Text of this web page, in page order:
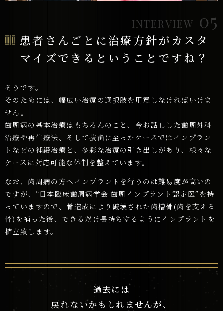
患者さんごとに治療方針がカスタ
マイズできるということですね？
INTERVIEW 05
そうです。
そのためには、幅広い治療の選択肢を用意しなければいけま
せん。
歯周病の基本治療はもちろんのこと、今お話しした歯周外科
治療や再生療法、そして抜歯に至ったケースではインプラン
トなどの補綴治療と、多彩な治療の引き出しがあり、様々な
ケースに対応可能な体制を整えています。
なお、歯周病の方へインプラントを行うのは難易度が高いの
ですが、“日本臨床歯周病学会 歯周インプラント認定医”を持
っていますので、骨造成により破壊された歯槽骨(歯を支える
骨)を補った後、できるだけ長持ちするようにインプラントを
植立致します。
過去には
戻れないかもしれませんが、